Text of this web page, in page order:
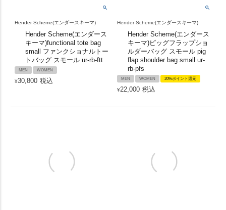
Hender Scheme(エンダースキーマ)
Hender Scheme(エンダース
キーマ)functional tote bag
small ファンクショナルトー
トバッグ スモール ur-rb-ftt
MEN WOMEN
¥30,800 税込
Hender Scheme(エンダースキーマ)
Hender Scheme(エンダース
キーマ)ピッグフラップショ
ルダーバッグ スモール pig
flap shoulder bag small ur-
rb-pfs
MEN WOMEN 20%ポイント還元
¥22,000 税込